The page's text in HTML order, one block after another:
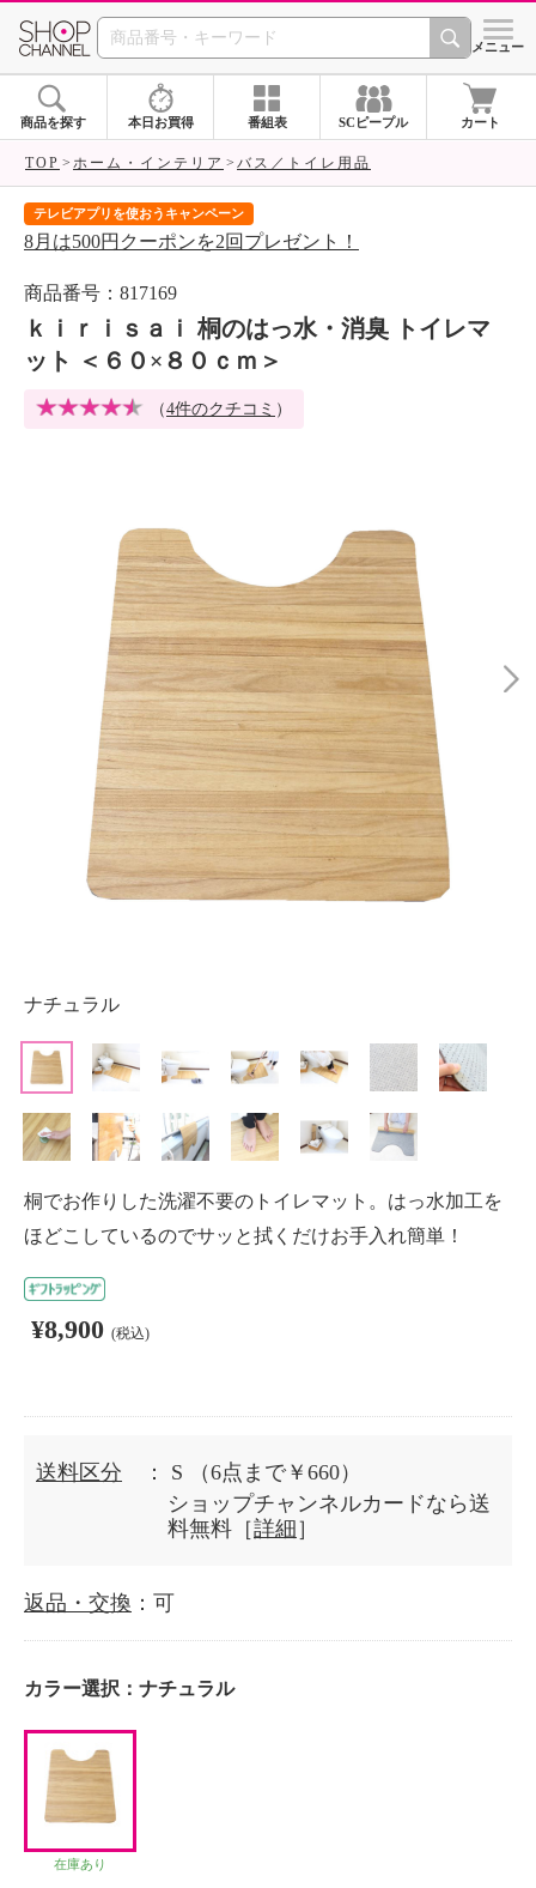
SHOP CHANNEL シメニュー
商品を探す 本日お買得 番組表 SCピープル カート
TOP ホーム・インテリア バス／トイレ用品
テレビアプリを使おうキャンペーン
8月は500円クーポンを2回プレゼント！
商品番号：817169
ｋｉｒｉｓａｉ 桐のはっ水・消臭 トイレマ
ット ＜６０×８０ｃｍ＞
（4件のクチコミ ）
ナチュラル
桐でお作りした洗濯不要のトイレマット。はっ水加工を
ほどこしているのでサッと拭くだけお手入れ簡単！
¥8,900 (税込)
送料区分 ： S
（6点まで￥660）
ショップチャンネルカードなら送
料無料［詳細 ］
返品・交換 ：可
カラー選択： ナチュラル
在庫あり